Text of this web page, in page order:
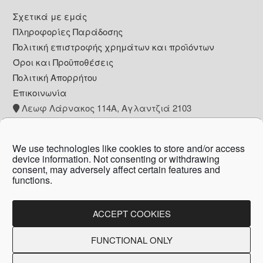
We use technologies like cookies to store and/or access
device information. Not consenting or withdrawing
consent, may adversely affect certain features and
functions.
ACCEPT COOKIES
FUNCTIONAL ONLY
Footer
Σχετικά με εμάς
Πληροφορίες Παράδοσης
Πολιτική επιστροφής χρημάτων και προϊόντων
Όροι και Προϋποθέσεις
Πολιτική Απορρήτου
Επικοινωνία
Λεωφ Λάρνακος 114Α, Αγλαντζιά 2103
Zanni Pharmacy
Created by:Blue Cloud Net